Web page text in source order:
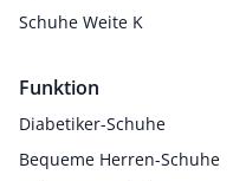
Schuhe Weite K
Funktion
Diabetiker-Schuhe
Bequeme Herren-Schuhe